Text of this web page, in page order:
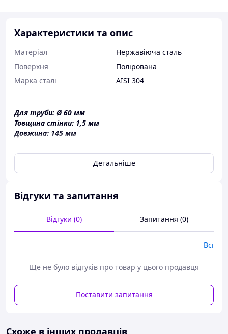
Характеристики та опис
Матеріал
Нержавіюча сталь
Поверхня
Полірована
Марка сталі
AISI 304
Для труби: Ø 60 мм
Товщина стінки: 1,5 мм
Довжина: 145 мм
Детальніше
Відгуки та запитання
Відгуки (0) Запитання (0)
Всі
Ще не було відгуків про товар у цього продавця
Поставити запитання
Схоже в інших продавців